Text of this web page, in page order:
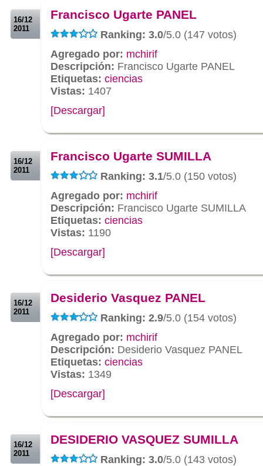
16/12
2011
Francisco Ugarte PANEL
Ranking: 3.0/5.0 (147 votos)
Agregado por: mchirif
Descripción: Francisco Ugarte PANEL
Etiquetas: ciencias
Vistas: 1407
[Descargar]
16/12
2011
Francisco Ugarte SUMILLA
Ranking: 3.1/5.0 (150 votos)
Agregado por: mchirif
Descripción: Francisco Ugarte SUMILLA
Etiquetas: ciencias
Vistas: 1190
[Descargar]
16/12
2011
Desiderio Vasquez PANEL
Ranking: 2.9/5.0 (154 votos)
Agregado por: mchirif
Descripción: Desiderio Vasquez PANEL
Etiquetas: ciencias
Vistas: 1349
[Descargar]
16/12
2011
DESIDERIO VASQUEZ SUMILLA
Ranking: 3.0/5.0 (143 votos)